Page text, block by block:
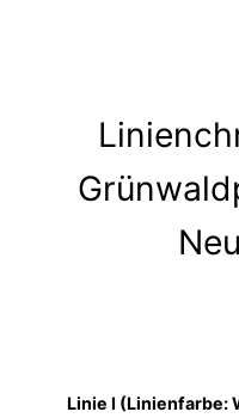
Linie I (Linienfarbe: